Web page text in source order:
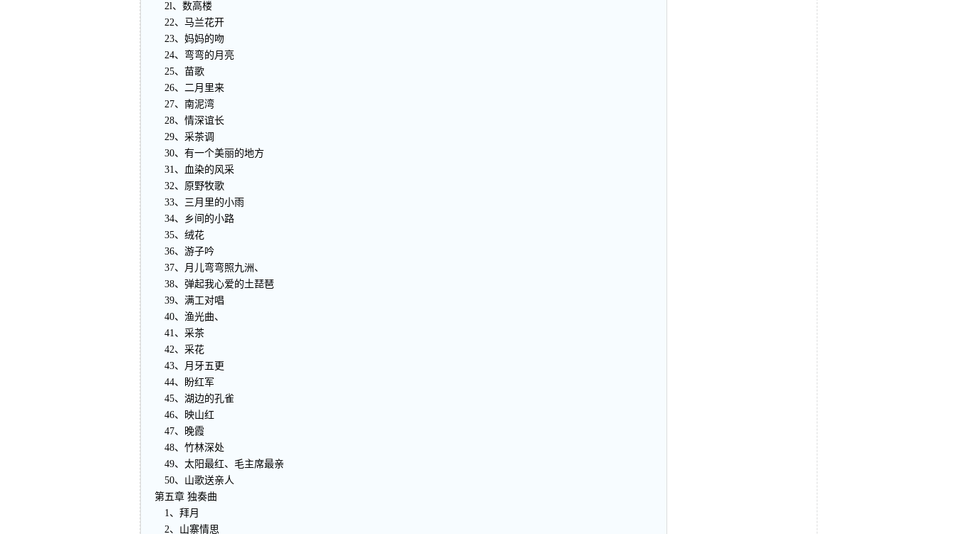
2l、数高楼
22、马兰花开
23、妈妈的吻
24、弯弯的月亮
25、苗歌
26、二月里来
27、南泥湾
28、情深谊长
29、采茶调
30、有一个美丽的地方
31、血染的风采
32、原野牧歌
33、三月里的小雨
34、乡间的小路
35、绒花
36、游子吟
37、月儿弯弯照九洲、
38、弹起我心爱的土琵琶
39、满工对唱
40、渔光曲、
41、采茶
42、采花
43、月牙五更
44、盼红军
45、湖边的孔雀
46、映山红
47、晚霞
48、竹林深处
49、太阳最红、毛主席最亲
50、山歌送亲人
第五章 独奏曲
1、拜月
2、山寨情思